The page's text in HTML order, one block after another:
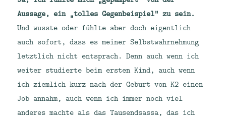
Aussage, ein „tolles Gegenbeispiel“ zu sein.
Und wusste oder fühlte aber doch eigentlich
auch sofort, dass es meiner Selbstwahrnehmung
letztlich nicht entsprach. Denn auch wenn ich
weiter studierte beim ersten Kind, auch wenn
ich ziemlich kurz nach der Geburt von K2 einen
Job annahm, auch wenn ich immer noch viel
anderes machte als das Tausendsassa, das ich